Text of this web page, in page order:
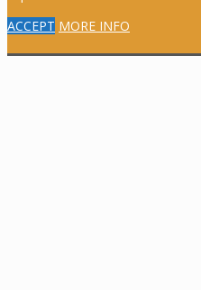
ACCEPT MORE INFO